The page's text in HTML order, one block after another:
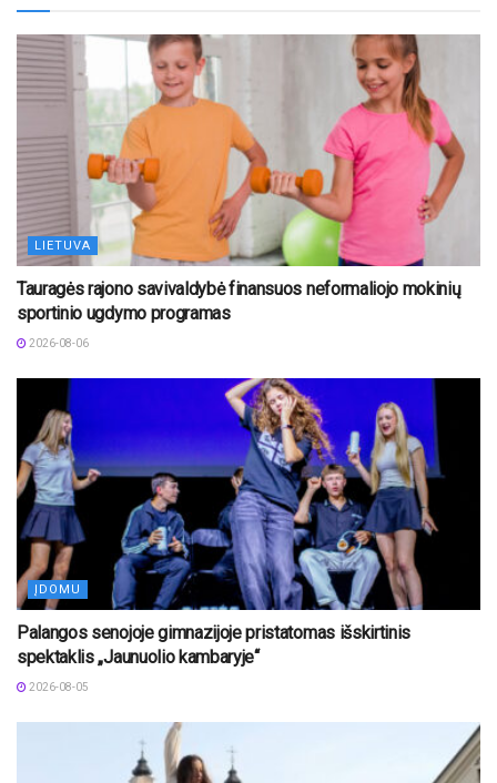
LIETUVA
Tauragės rajono savivaldybė finansuos neformaliojo mokinių
sportinio ugdymo programas
2026-08-06
ĮDOMU
Palangos senojoje gimnazijoje pristatomas išskirtinis
spektaklis „Jaunuolio kambaryje“
2026-08-05